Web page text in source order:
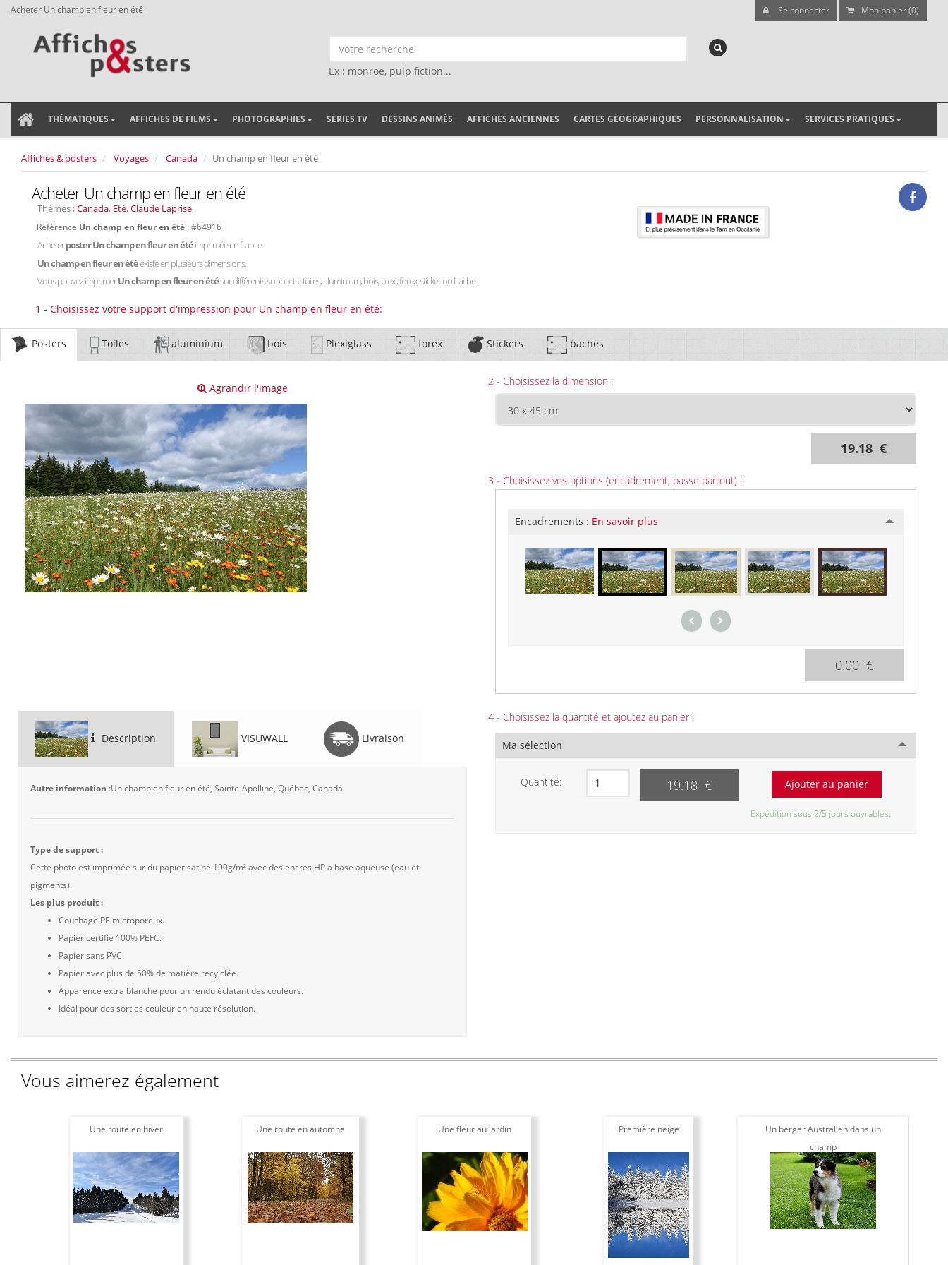
Acheter Un champ en fleur en été Se connecter Mon panier (0)
Ex : monroe, pulp fiction...
THÉMATIQUES AFFICHES DE FILMS PHOTOGRAPHIES SÉRIES TV DESSINS ANIMÉS AFFICHES ANCIENNES CARTES GÉOGRAPHIQUES PERSONNALISATION SERVICES PRATIQUES
Affiches & posters Voyages Canada Un champ en fleur en été
Acheter Un champ en fleur en été
Thèmes :Canada, Eté, Claude Laprise,
Référence Un champ en fleur en été : #64916
Acheterposter Un champ en fleur en étéimprimée en france.
Un champ en fleur en étéexiste en plusieurs dimensions.
Vous pouvez imprimerUn champ en fleur en étésur différents supports : toiles, aluminium, bois, plexi, forex, sticker ou bache.
1 - Choisissez votre support d'impression pour Un champ en fleur en été:
Posters Toiles aluminium bois Plexiglass forex Stickers baches
Agrandir l'image
Description VISUWALL Livraison
Autre information :Un champ en fleur en été, Sainte-Apolline, Québec, Canada
Type de support :
Cette photo est imprimée sur du papier satiné 190g/m² avec des encres HP à base aqueuse (eau et
pigments).
Les plus produit :
Couchage PE microporeux.
Papier certifié 100% PEFC.
Papier sans PVC.
Papier avec plus de 50% de matière recylclée.
Apparence extra blanche pour un rendu éclatant des couleurs.
Idéal pour des sorties couleur en haute résolution.
2 - Choisissez la dimension :
19.18 €
3 - Choisissez vos options (encadrement, passe partout) :
Encadrements : En savoir plus
0.00 €
4 - Choisissez la quantité et ajoutez au panier :
Ma sélection
Quantité: 19.18 €
Expédition sous 2/5 jours ouvrables.
Vous aimerez également
Une route en hiver Une route en automne Une fleur au jardin Première neige
Un berger Australien dans un
champ